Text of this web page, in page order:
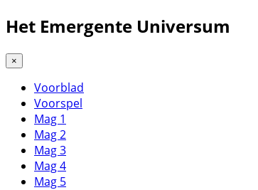
Het Emergente Universum
×
Voorblad
Voorspel
Mag 1
Mag 2
Mag 3
Mag 4
Mag 5